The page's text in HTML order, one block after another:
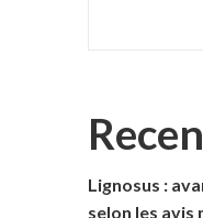
Lignosus :
selon les avis